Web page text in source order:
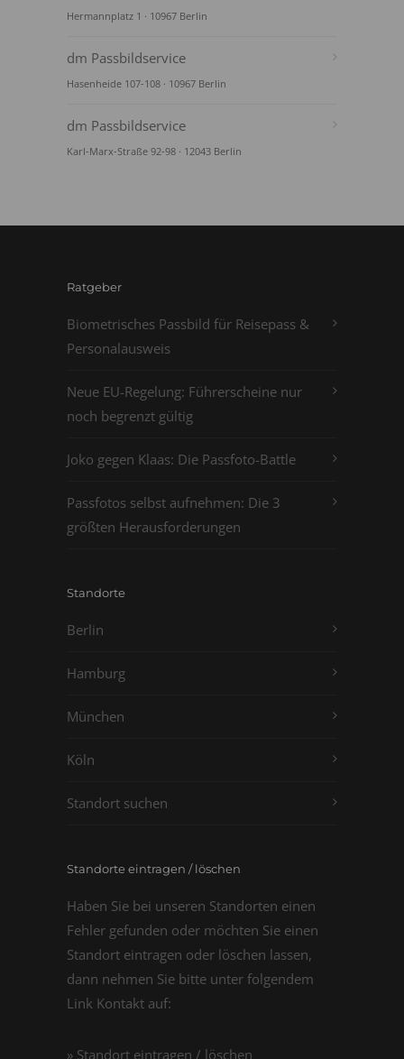
Hermannplatz 1 · 10967 Berlin
dm Passbildservice
Hasenheide 107-108 · 10967 Berlin
dm Passbildservice
Karl-Marx-Straße 92-98 · 12043 Berlin
Ratgeber
Biometrisches Passbild für Reisepass &
Personalausweis
Neue EU-Regelung: Führerscheine nur
noch begrenzt gültig
Joko gegen Klaas: Die Passfoto-Battle
Passfotos selbst aufnehmen: Die 3
größten Herausforderungen
Standorte
Berlin
Hamburg
München
Köln
Standort suchen
Standorte eintragen / löschen
Haben Sie bei unseren Standorten einen
Fehler gefunden oder möchten Sie einen
Standort eintragen oder löschen lassen,
dann nehmen Sie bitte unter folgendem
Link Kontakt auf:
» Standort eintragen / löschen